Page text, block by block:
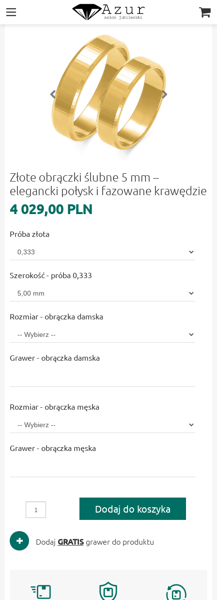
|||
Złote obrączki ślubne 5 mm –
elegancki połysk i fazowane krawędzie
4 029,00 PLN
Próba złota
Szerokość - próba 0,333
Rozmiar - obrączka damska
Grawer - obrączka damska
Rozmiar - obrączka męska
Grawer - obrączka męska
Dodaj do koszyka
Dodaj GRATISgrawer do produktu